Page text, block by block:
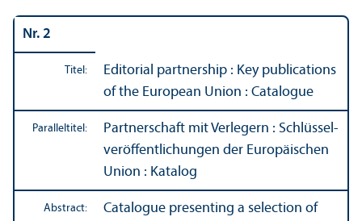
Nr. 2
Titel:
Editorial partner­ship : Key publications
of the European Union : Catalogue
Paralleltitel:
Partner­schaft mit Verlegern : Schlüssel­
veröffentlichungen der Europäischen
Union : Katalog
Abstract:
Catalogue presenting a selection of